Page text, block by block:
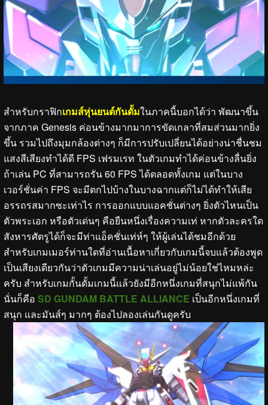
สำหรับกราฟิกเกมส์หุ่นยนต์กันดั้มในภาคนี้บอกได้ว่า พัฒนาขึ้น
จากภาค Genesis ค่อนข้างมากมาการขัดเกลาที่สมส่วนมากยิ่ง
ขึ้น รวมไปถึงมุมกล้องต่างๆ ก็มีการปรับเปลี่ยนได้อย่างน่าชื่นชม
แสงสีเสียงทำได้ดี FPS เฟรมเรท ในตัวเกมทำได้ค่อนข้างลื่นยิ่ง
ถ้าเล่น PC ที่สามารถรัน 60 FPS ได้ตลอดทั้งเกม แต่ในบาง
เวอร์ชั่นค่า FPS จะมีตกไปบ้างในบางฉากแต่ก็ไม่ได้ทำให้เสีย
อรรถรสมากซะเท่าไร การออกแบบแอคชั่นต่างๆ ยิ่งตัวไหนเป็น
ตัวพระเอก หรือตัวเด่นๆ คือยืนหนึ่งเรื่องความเท่ หากตัวละครใด
สังหารศัตรูได้ก็จะมีท่าแอ็คชั่นเท่ห์ๆ ให้ผู้เล่นได้ชมอีกด้วย
สำหรับเกมเมอร์ท่านใดที่อ่านเนื้อหาเกี่ยวกับเกมนี้จบแล้วต้องพูด
เป็นเสียงเดียวกันว่าตัวเกมมีความน่าเล่นอยู่ไม่น้อยใช่ไหมหล่ะ
ครับ สำหรับเกมกั้นดั้มเกมนี้แล้วยังมีอีกหนึ่งเกมที่สนุกไม่แพ้กัน
นั่นก็คือ SD GUNDAM BATTLE ALLIANCE เป็นอีกหนึ่งเกมที่
สนุก และมันส์ๆ มากๆ ต้องไปลองเล่นกันดูครับ